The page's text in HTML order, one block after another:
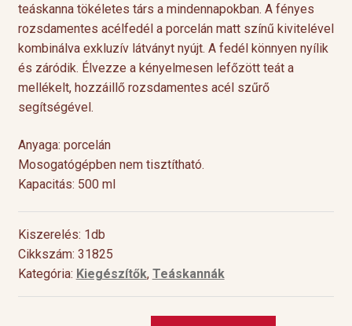
teáskanna tökéletes társ a mindennapokban. A fényes
rozsdamentes acélfedél a porcelán matt színű kivitelével
kombinálva exkluzív látványt nyújt. A fedél könnyen nyílik
és záródik. Élvezze a kényelmesen lefőzött teát a
mellékelt, hozzáillő rozsdamentes acél szűrő
segítségével.
Anyaga: porcelán
Mosogatógépben nem tisztítható.
Kapacitás: 500 ml
Kiszerelés: 1db
Cikkszám: 31825
Kategória: Kiegészítők, Teáskannák